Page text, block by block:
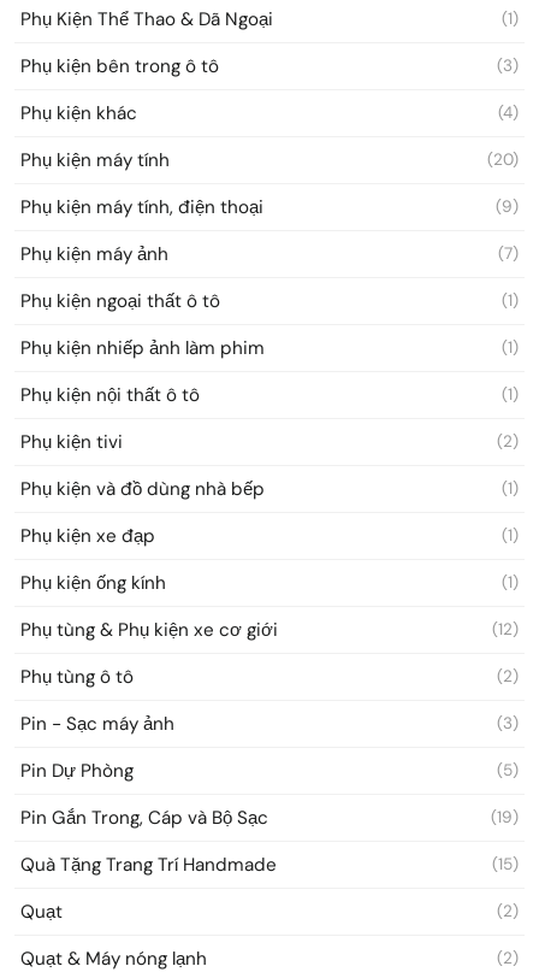
Phụ Kiện Thể Thao & Dã Ngoại (1)
Phụ kiện bên trong ô tô (3)
Phụ kiện khác (4)
Phụ kiện máy tính (20)
Phụ kiện máy tính, điện thoại (9)
Phụ kiện máy ảnh (7)
Phụ kiện ngoại thất ô tô (1)
Phụ kiện nhiếp ảnh làm phim (1)
Phụ kiện nội thất ô tô (1)
Phụ kiện tivi (2)
Phụ kiện và đồ dùng nhà bếp (1)
Phụ kiện xe đạp (1)
Phụ kiện ống kính (1)
Phụ tùng & Phụ kiện xe cơ giới (12)
Phụ tùng ô tô (2)
Pin - Sạc máy ảnh (3)
Pin Dự Phòng (5)
Pin Gắn Trong, Cáp và Bộ Sạc (19)
Quà Tặng Trang Trí Handmade (15)
Quạt (2)
Quạt & Máy nóng lạnh (2)